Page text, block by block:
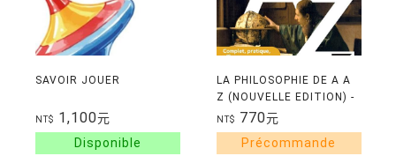
SAVOIR JOUER
NT$ 1,100元
LA PHILOSOPHIE DE A A
Z (NOUVELLE EDITION) -
LES AUTEURS, LES
OEUVRES ET LES
NOTIONS EN PHILO
NT$ 770元